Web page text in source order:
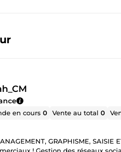
en cours0 Vente au total0
GRAPHISME,